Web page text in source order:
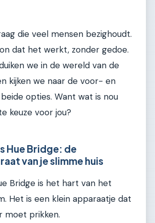
die veel mensen bezighoudt.
dat het werkt, zonder gedoe.
we in de wereld van de
kijken we naar de voor- en
opties. Want wat is nou
keuze voor jou?
Hue Bridge: de
van je slimme huis
Bridge is het hart van het
Het is een klein apparaatje dat
moet prikken.